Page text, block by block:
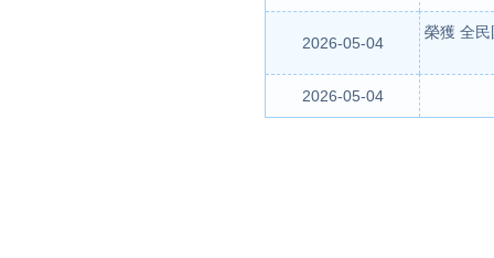
2026-05-04
榮獲 全
2026-05-04